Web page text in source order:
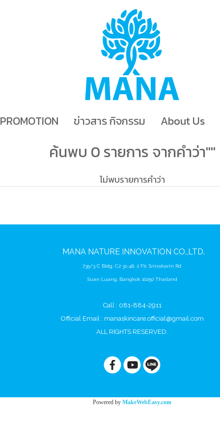
PROMOTION ข่าวสาร กิจกรรม About Us
ค้นพบ 0 รายการ จากคำว่า""
ไม่พบรายการคำว่า
MANA NATURE INNOVATION CO.,LTD.
735/3 C Bldg. C2 31-46, 2 Flr. Srinakarin Rd.
Suan Luang, Bangkok 10250 Thailand
Call : 081-884-2911
Official Email : manaskincare.official@gmail.com
ALL RIGHTS RESERVED.
Powered by MakeWebEasy.com